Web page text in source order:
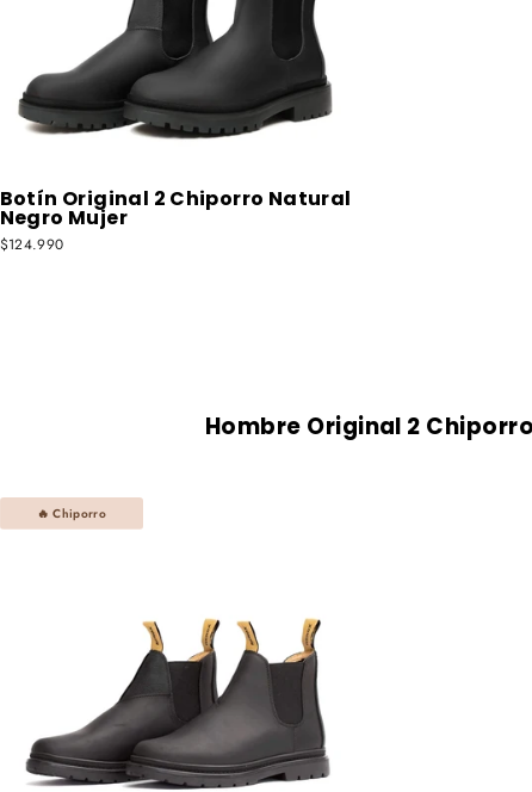
Botín Original 2 Chiporro Natural
Negro Mujer
$124.990
Hombre Original 2 Chiporro
🔥 Chiporro